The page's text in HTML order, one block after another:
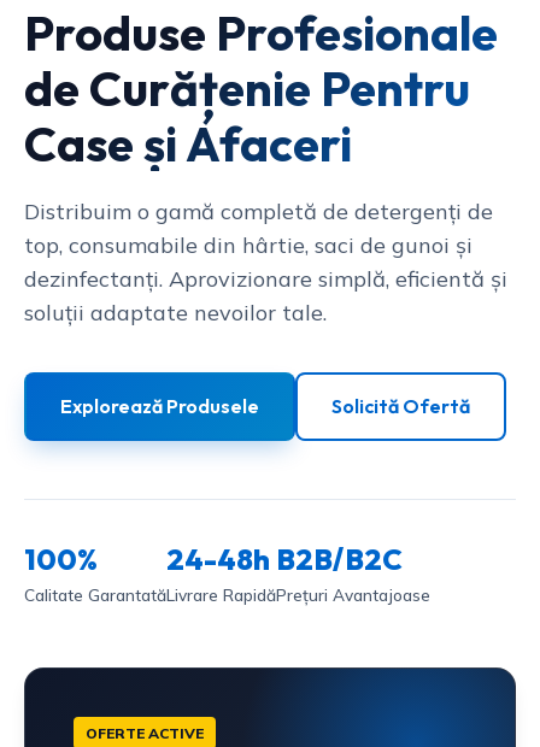
Produse Profesionale
de Curățenie Pentru
Case și Afaceri
Distribuim o gamă completă de detergenți de
top, consumabile din hârtie, saci de gunoi și
dezinfectanți. Aprovizionare simplă, eficientă și
soluții adaptate nevoilor tale.
Explorează Produsele Solicită Ofertă
100%
Calitate Garantată
24-48h
Livrare Rapidă
B2B/B2C
Prețuri Avantajoase
OFERTE ACTIVE